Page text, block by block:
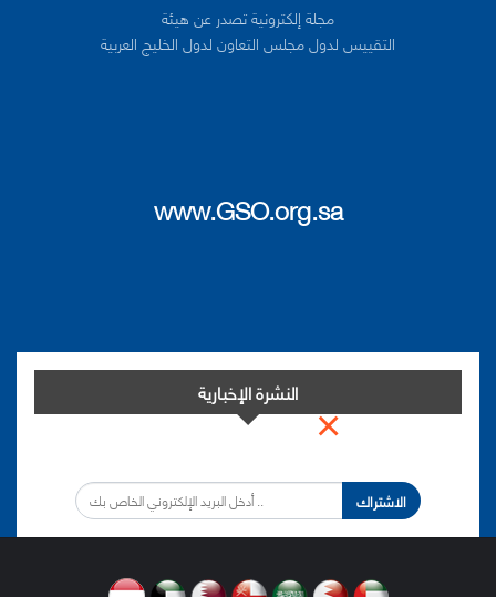
مجلة إلكترونية تصدر عن هيئة
التقييس لدول مجلس التعاون لدول الخليج العربية
www.GSO.org.sa
النشرة الإخبارية
الاشتراك
×